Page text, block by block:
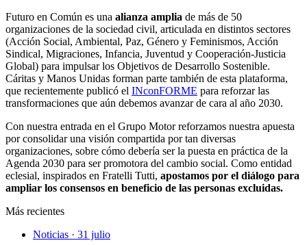
Futuro en Común es una alianza amplia de más de 50
organizaciones de la sociedad civil, articulada en distintos sectores
(Acción Social, Ambiental, Paz, Género y Feminismos, Acción
Sindical, Migraciones, Infancia, Juventud y Cooperación-Justicia
Global) para impulsar los Objetivos de Desarrollo Sostenible.
Cáritas y Manos Unidas forman parte también de esta plataforma,
que recientemente publicó el INconFORME para reforzar las
transformaciones que aún debemos avanzar de cara al año 2030.
Con nuestra entrada en el Grupo Motor reforzamos nuestra apuesta
por consolidar una visión compartida por tan diversas
organizaciones, sobre cómo debería ser la puesta en práctica de la
Agenda 2030 para ser promotora del cambio social. Como entidad
eclesial, inspirados en Fratelli Tutti, apostamos por el diálogo para
ampliar los consensos en beneficio de las personas excluidas.
Más recientes
Noticias · 31 julio